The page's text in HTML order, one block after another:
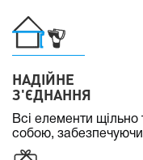
НАДІЙНЕ
З'ЄДНАННЯ
Всі елементи
собою, забезпечуючи